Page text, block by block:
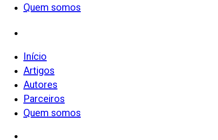
Quem somos
Início
Artigos
Autores
Parceiros
Quem somos